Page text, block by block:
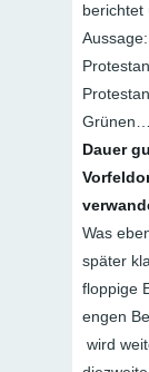
berichtet
Grünen…
Dauer
Was
später
floppige
engen
wird